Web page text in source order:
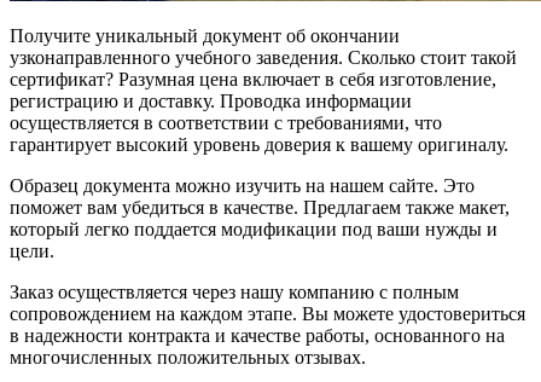
Получите уникальный документ об окончании
узконаправленного учебного заведения. Сколько стоит такой
сертификат? Разумная цена включает в себя изготовление,
регистрацию и доставку. Проводка информации
осуществляется в соответствии с требованиями, что
гарантирует высокий уровень доверия к вашему оригиналу.
Образец документа можно изучить на нашем сайте. Это
поможет вам убедиться в качестве. Предлагаем также макет,
который легко поддается модификации под ваши нужды и
цели.
Заказ осуществляется через нашу компанию с полным
сопровождением на каждом этапе. Вы можете удостовериться
в надежности контракта и качестве работы, основанного на
многочисленных положительных отзывах.